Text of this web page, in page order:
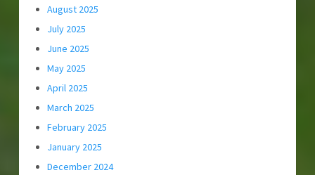
August 2025
July 2025
June 2025
May 2025
April 2025
March 2025
February 2025
January 2025
December 2024